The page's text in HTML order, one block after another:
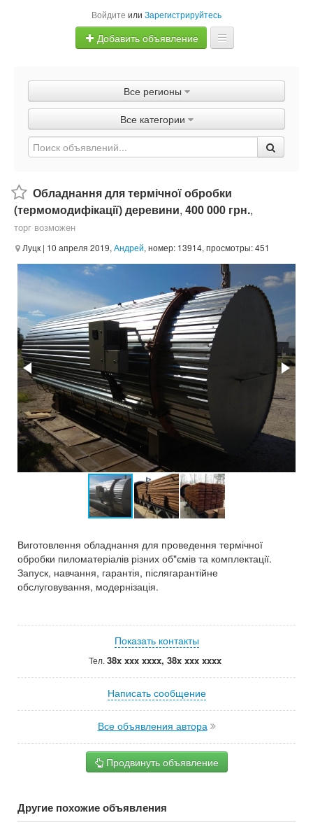
Войдите или Зарегистрируйтесь
Добавить объявление
Объявления
Быстрая продажа
Все регионы
Все категории
Обладнання для термічної обробки
(термомодифікації) деревини, 400 000 грн.,
торг возможен
Луцк | 10 апреля 2019, Андрей, номер: 13914, просмотры: 451
Виготовлення обладнання для проведення термічної
обробки пиломатеріалів різних об"ємів та комплектації.
Запуск, навчання, гарантія, післягарантійне
обслуговування, модернізація.
Показать контакты
Тел. 38x xxx xxxx, 38x xxx xxxx
Написать сообщение
Все объявления автора
Продвинуть объявление
Другие похожие объявления